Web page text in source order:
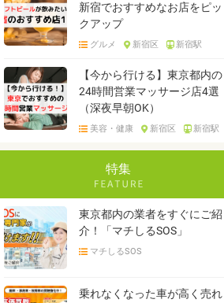
新宿でおすすめなお店をピッ
クアップ
グルメ 新宿区 新宿駅
【今から行ける】東京都内の
24時間営業マッサージ店4選
（深夜早朝OK）
美容・健康 新宿区 新宿駅
特集
東京都内の業者をすぐにご紹
介！「マチしるSOS」
マチしるSOS
乗れなくなった車が高く売れ